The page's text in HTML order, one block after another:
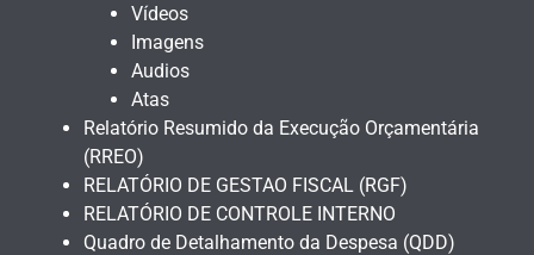
Vídeos
Imagens
Audios
Atas
Relatório Resumido da Execução Orçamentária
(RREO)
RELATÓRIO DE GESTAO FISCAL (RGF)
RELATÓRIO DE CONTROLE INTERNO
Quadro de Detalhamento da Despesa (QDD)